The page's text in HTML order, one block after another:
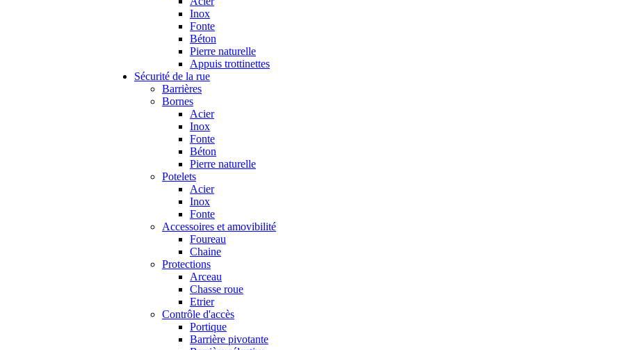
Inox
Fonte
Béton
Pierre naturelle
Appuis trottinettes
Sécurité de la rue
Barrières
Bornes
Acier
Inox
Fonte
Béton
Pierre naturelle
Potelets
Acier
Inox
Fonte
Accessoires et amovibilité
Foureau
Chaine
Protections
Arceau
Chasse roue
Etrier
Contrôle d'accès
Portique
Barrière pivotante